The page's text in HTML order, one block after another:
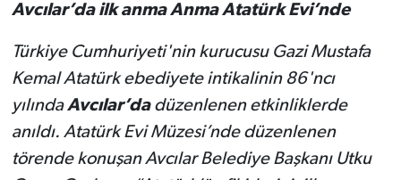
Avcılar’da ilk anma Anma Atatürk Evi’nde
Türkiye Cumhuriyeti'nin kurucusu Gazi Mustafa
Kemal Atatürk ebediyete intikalinin 86'ncı
yılındaAvcılar’dadüzenlenen etkinliklerde
anıldı. Atatürk Evi Müzesi’nde düzenlenen
törende konuşan Avcılar Belediye Başkanı Utku